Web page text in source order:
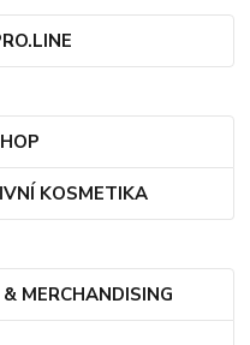
KOSMETIKA
MERCHANDISING